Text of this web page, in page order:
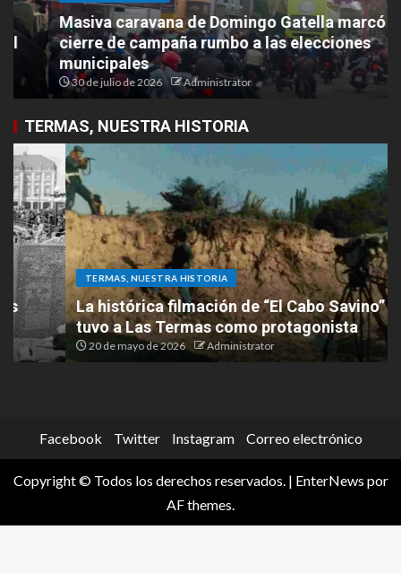
Masiva caravana de Domingo Gatella marcó el
cierre de campaña rumbo a las elecciones
municipales
30 de julio de 2026 Administrator
TERMAS, NUESTRA HISTORIA
TERMAS, NUESTRA HISTORIA
La histórica filmación de “El Cabo Savino” que
tuvo a Las Termas como protagonista
20 de mayo de 2026 Administrator
Facebook Twitter Instagram Correo electrónico
Copyright © Todos los derechos reservados. | EnterNews por
AF themes.